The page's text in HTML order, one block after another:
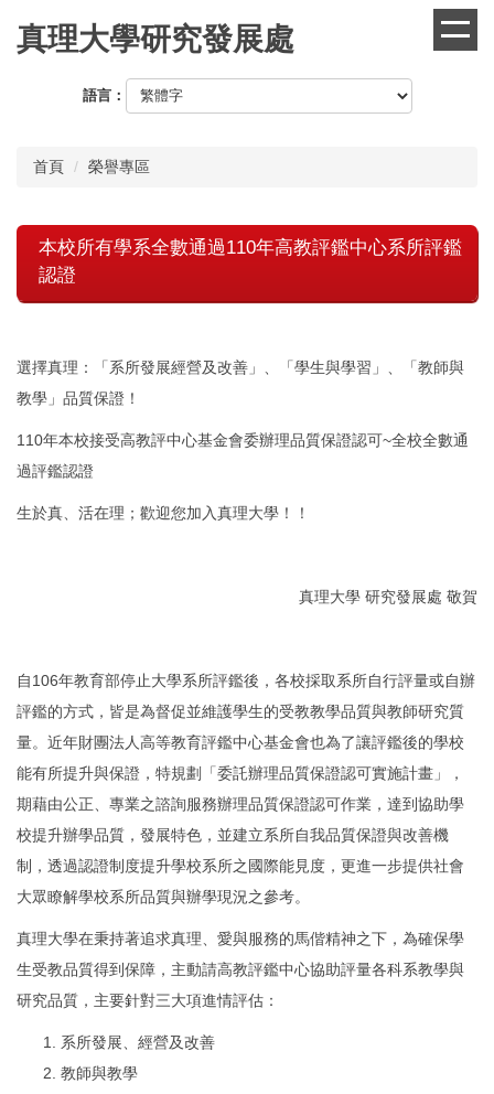
真理大學研究發展處
語言：
首頁 榮譽專區
本校所有學系全數通過110年高教評鑑中心系所評鑑
認證
選擇真理：「系所發展經營及改善」、「學生與學習」、「教師與
教學」品質保證！
110年本校接受高教評中心基金會委辦理品質保證認可~全校全數通
過評鑑認證
生於真、活在理；歡迎您加入真理大學！！
真理大學 研究發展處 敬賀
自106年教育部停止大學系所評鑑後，各校採取系所自行評量或自辦
評鑑的方式，皆是為督促並維護學生的受教教學品質與教師研究質
量。近年財團法人高等教育評鑑中心基金會也為了讓評鑑後的學校
能有所提升與保證，特規劃「委託辦理品質保證認可實施計畫」，
期藉由公正、專業之諮詢服務辦理品質保證認可作業，達到協助學
校提升辦學品質，發展特色，並建立系所自我品質保證與改善機
制，透過認證制度提升學校系所之國際能見度，更進一步提供社會
大眾瞭解學校系所品質與辦學現況之參考。
真理大學在秉持著追求真理、愛與服務的馬偕精神之下，為確保學
生受教品質得到保障，主動請高教評鑑中心協助評量各科系教學與
研究品質，主要針對三大項進情評估：
系所發展、經營及改善
教師與教學